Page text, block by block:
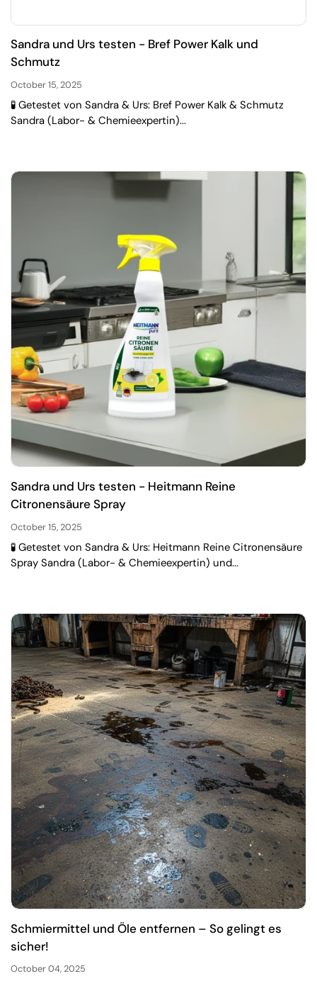
Sandra und Urs testen - Bref Power Kalk und
Schmutz
October 15, 2025
🧪 Getestet von Sandra & Urs: Bref Power Kalk & Schmutz
Sandra (Labor- & Chemieexpertin)...
Sandra und Urs testen - Heitmann Reine
Citronensäure Spray
October 15, 2025
🧪 Getestet von Sandra & Urs: Heitmann Reine Citronensäure
Spray Sandra (Labor- & Chemieexpertin) und...
Schmiermittel und Öle entfernen – So gelingt es
sicher!
October 04, 2025